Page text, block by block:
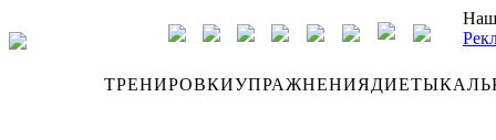
ТРЕНИРОВКИУПРАЖНЕНИЯДИЕТЫ